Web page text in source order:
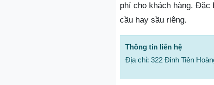
phí cho khách hàng. Đặc
cầu hay sầu riêng.
Thông tin liên hệ
Địa chỉ: 322 Đinh Tiên